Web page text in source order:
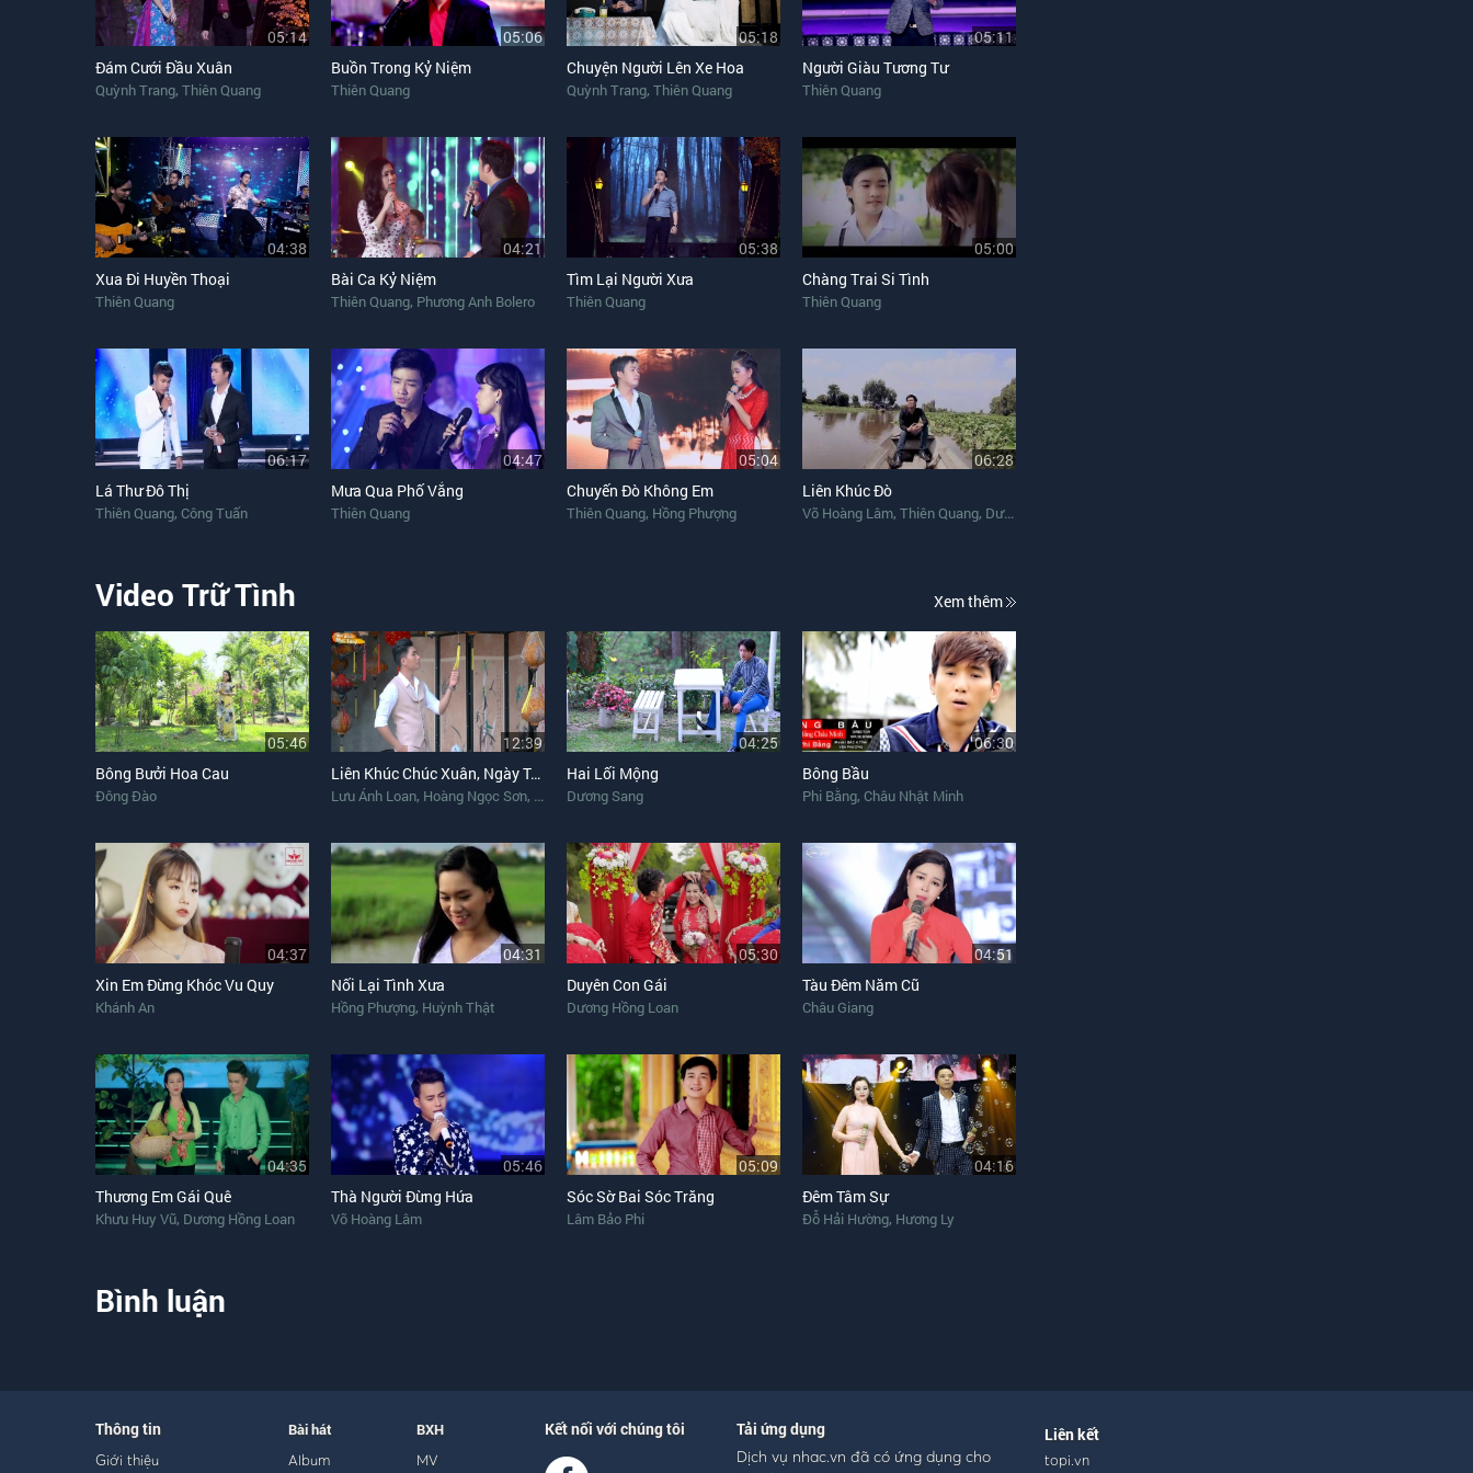
05:14
Đám Cưới Đầu Xuân
Quỳnh Trang, Thiên Quang
05:06
Buồn Trong Kỷ Niệm
Thiên Quang
05:18
Chuyện Người Lên Xe Hoa
Quỳnh Trang, Thiên Quang
05:11
Người Giàu Tương Tư
Thiên Quang
04:38
Xua Đi Huyền Thoại
Thiên Quang
04:21
Bài Ca Kỷ Niệm
Thiên Quang, Phương Anh Bolero
05:38
Tìm Lại Người Xưa
Thiên Quang
05:00
Chàng Trai Si Tình
Thiên Quang
06:17
Lá Thư Đô Thị
Thiên Quang, Công Tuấn
04:47
Mưa Qua Phố Vắng
Thiên Quang
05:04
Chuyến Đò Không Em
Thiên Quang, Hồng Phượng
06:28
Liên Khúc Đò
Võ Hoàng Lâm, Thiên Quang, Dương Thái Phong
Video Trữ Tình Xem thêm
05:46
Bông Bưởi Hoa Cau
Đông Đào
12:39
Liên Khúc Chúc Xuân, Ngày Tết Quê Em
Lưu Ánh Loan, Hoàng Ngọc Sơn, Bé Mai Vy
04:25
Hai Lối Mộng
Dương Sang
06:30
Bông Bầu
Phi Bằng, Châu Nhật Minh
04:37
Xin Em Đừng Khóc Vu Quy
Khánh An
04:31
Nối Lại Tình Xưa
Hồng Phượng, Huỳnh Thật
05:30
Duyên Con Gái
Dương Hồng Loan
04:51
Tàu Đêm Năm Cũ
Châu Giang
04:35
Thương Em Gái Quê
Khưu Huy Vũ, Dương Hồng Loan
05:46
Thà Người Đừng Hứa
Võ Hoàng Lâm
05:09
Sóc Sờ Bai Sóc Trăng
Lâm Bảo Phi
04:16
Đêm Tâm Sự
Đỗ Hải Hường, Hương Ly
Bình luận
Thông tin
Giới thiệu
Bài hát
Album
BXH
MV
Kết nối với chúng tôi Tải ứng dụng
Dịch vụ nhac.vn đã có ứng dụng cho
Liên kết
topi.vn